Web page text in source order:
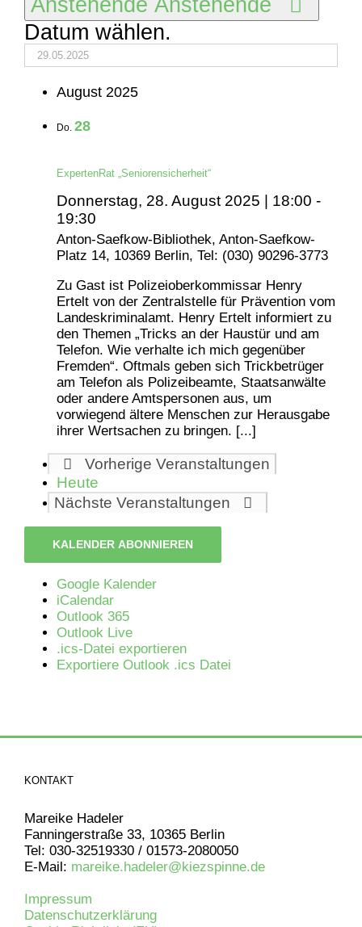
Datum wählen.
August 2025
Do. 28
ExpertenRat „Seniorensicherheit“
Donnerstag, 28. August 2025 | 18:00 -
19:30
Anton-Saefkow-Bibliothek, Anton-Saefkow-
Platz 14, 10369 Berlin, Tel: (030) 90296-3773
Zu Gast ist Polizeioberkommissar Henry
Ertelt von der Zentralstelle für Prävention vom
Landeskriminalamt. Henry Ertelt informiert zu
den Themen „Tricks an der Haustür und am
Telefon. Wie verhalte ich mich gegenüber
Fremden“. Oftmals geben sich Trickbetrüger
am Telefon als Polizeibeamte, Staatsanwälte
oder andere Amtspersonen aus, um
vorwiegend ältere Menschen zur Herausgabe
ihrer Wertsachen zu bringen. [...]
VorherigeVeranstaltungen
Heute
Nächste Veranstaltungen
KALENDER ABONNIEREN
Google Kalender
iCalendar
Outlook 365
Outlook Live
.ics-Datei exportieren
Exportiere Outlook .ics Datei
KONTAKT
Mareike Hadeler
Fanningerstraße 33, 10365 Berlin
Tel: 030-32519330 / 01573-2080050
E-Mail: mareike.hadeler@kiezspinne.de
Impressum
Datenschutzerklärung